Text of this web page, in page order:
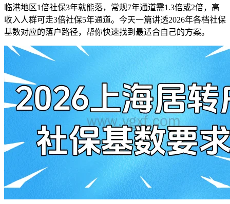
临港地区1倍社保3年就能落，常规7年通道需1.3倍或2倍，高
收入人群可走3倍社保5年通道。今天一篇讲透2026年各档社保
基数对应的落户路径，帮你快速找到最适合自己的方案。